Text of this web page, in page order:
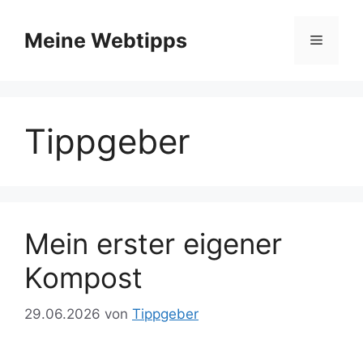
Inhalt
springenMeine Webtipps Menü
Tippgeber
Mein erster eigener
Kompost
29.06.2026 von Tippgeber